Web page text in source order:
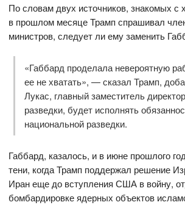
По словам двух источников, знакомых с
в прошлом месяце Трамп спрашивал
министров, следует ли ему заменить
«Габбард проделала невероятную
ее не хватать», — сказал Трамп,
Лукас, главный заместитель
разведки, будет исполнять
национальной разведки.
Габбард, казалось, и в июне прошлого
тени, когда Трамп поддержал решение
Иран еще до вступления США в войну,
бомбардировке ядерных объектов